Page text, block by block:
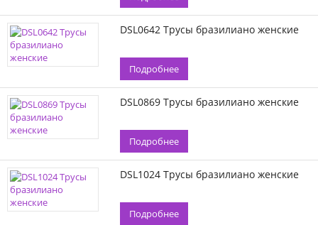
DSL0642 Трусы бразилиано женские
Подробнее
DSL0869 Трусы бразилиано женские
Подробнее
DSL1024 Трусы бразилиано женские
Подробнее